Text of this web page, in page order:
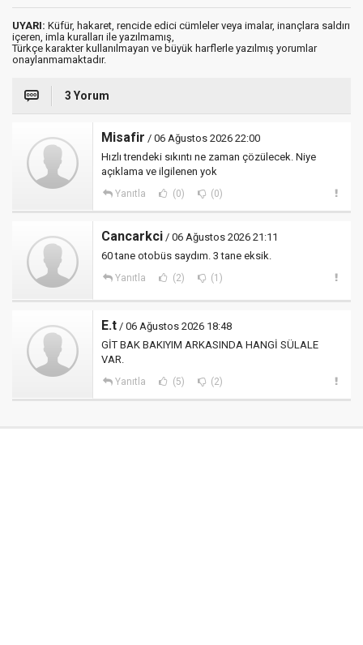
UYARI: Küfür, hakaret, rencide edici cümleler veya imalar, inançlara saldırı
içeren, imla kuralları ile yazılmamış,
Türkçe karakter kullanılmayan ve büyük harflerle yazılmış yorumlar
onaylanmamaktadır.
3 Yorum
Misafir / 06 Ağustos 2026 22:00
Hızlı trendeki sıkıntı ne zaman çözülecek. Niye
açıklama ve ilgilenen yok
Yanıtla (0) (0)
Cancarkci / 06 Ağustos 2026 21:11
60 tane otobüs saydım. 3 tane eksik.
Yanıtla (2) (1)
E.t / 06 Ağustos 2026 18:48
GİT BAK BAKIYIM ARKASINDA HANGİ SÜLALE
VAR.
Yanıtla (5) (2)